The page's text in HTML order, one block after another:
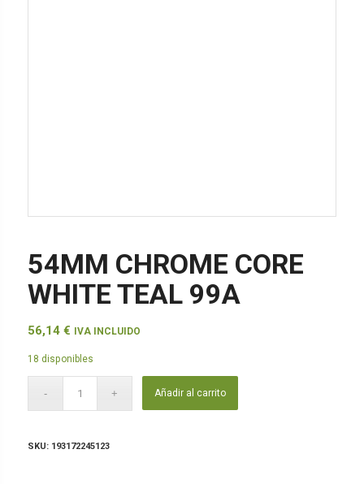
54MM CHROME CORE
WHITE TEAL 99A
56,14 € IVA INCLUIDO
18 disponibles
Añadir al carrito
SKU: 193172245123